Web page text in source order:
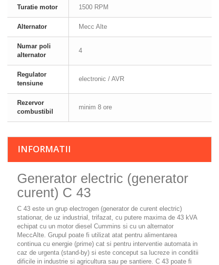
Turatie motor 1500 RPM
Alternator Mecc Alte
Numar poli
alternator
4
Regulator
tensiune
electronic / AVR
Rezervor
combustibil
minim 8 ore
INFORMATII
Generator electric (generator
curent) C 43
C 43 este un grup electrogen (generator de curent electric)
stationar, de uz industrial, trifazat, cu putere maxima de 43 kVA
echipat cu un motor diesel Cummins si cu un alternator
MeccAlte. Grupul poate fi utilizat atat pentru alimentarea
continua cu energie (prime) cat si pentru interventie automata in
caz de urgenta (stand-by) si este conceput sa lucreze in conditii
dificile in industrie si agricultura sau pe santiere. C 43 poate fi